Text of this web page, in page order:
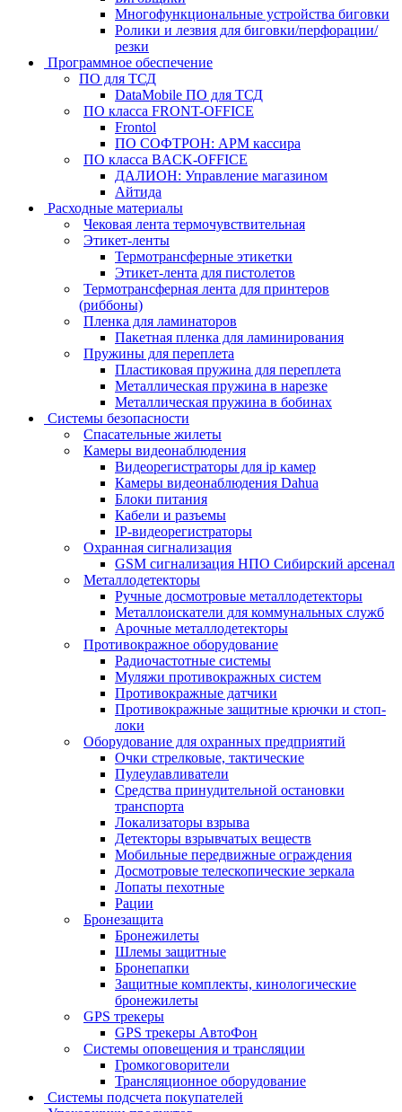
Многофункциональные устройства биговки
Ролики и лезвия для биговки/перфорации/
резки
Программное обеспечение
ПО для ТСД
DataMobile ПО для ТСД
ПО класса FRONT-OFFICE
Frontol
ПО СОФТРОН: АРМ кассира
ПО класса BACK-OFFICE
ДАЛИОН: Управление магазином
Айтида
Расходные материалы
Чековая лента термочувствительная
Этикет-ленты
Термотрансферные этикетки
Этикет-лента для пистолетов
Термотрансферная лента для принтеров
(риббоны)
Пленка для ламинаторов
Пакетная пленка для ламинирования
Пружины для переплета
Пластиковая пружина для переплета
Металлическая пружина в нарезке
Металлическая пружина в бобинах
Системы безопасности
Спасательные жилеты
Камеры видеонаблюдения
Видеорегистраторы для ip камер
Камеры видеонаблюдения Dahua
Блоки питания
Кабели и разъемы
IP-видеорегистраторы
Охранная сигнализация
GSM сигнализация НПО Сибирский арсенал
Металлодетекторы
Ручные досмотровые металлодетекторы
Металлоискатели для коммунальных служб
Арочные металлодетекторы
Противокражное оборудование
Радиочастотные системы
Муляжи противокражных систем
Противокражные датчики
Противокражные защитные крючки и стоп-
локи
Оборудование для охранных предприятий
Очки стрелковые, тактические
Пулеулавливатели
Средства принудительной остановки
транспорта
Локализаторы взрыва
Детекторы взрывчатых веществ
Мобильные передвижные ограждения
Досмотровые телескопические зеркала
Лопаты пехотные
Рации
Бронезащита
Бронежилеты
Шлемы защитные
Бронепапки
Защитные комплекты, кинологические
бронежилеты
GPS трекеры
GPS трекеры АвтоФон
Системы оповещения и трансляции
Громкоговорители
Трансляционное оборудование
Системы подсчета покупателей